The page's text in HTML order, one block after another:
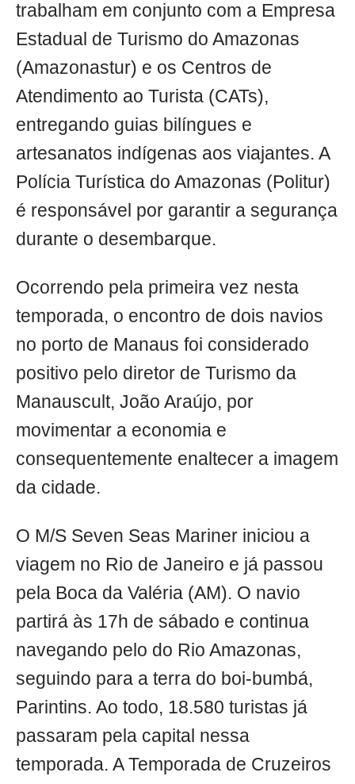
trabalham em conjunto com a Empresa
Estadual de Turismo do Amazonas
(Amazonastur) e os Centros de
Atendimento ao Turista (CATs),
entregando guias bilíngues e
artesanatos indígenas aos viajantes. A
Polícia Turística do Amazonas (Politur)
é responsável por garantir a segurança
durante o desembarque.
Ocorrendo pela primeira vez nesta
temporada, o encontro de dois navios
no porto de Manaus foi considerado
positivo pelo diretor de Turismo da
Manauscult, João Araújo, por
movimentar a economia e
consequentemente enaltecer a imagem
da cidade.
O M/S Seven Seas Mariner iniciou a
viagem no Rio de Janeiro e já passou
pela Boca da Valéria (AM). O navio
partirá às 17h de sábado e continua
navegando pelo do Rio Amazonas,
seguindo para a terra do boi-bumbá,
Parintins. Ao todo, 18.580 turistas já
passaram pela capital nessa
temporada. A Temporada de Cruzeiros